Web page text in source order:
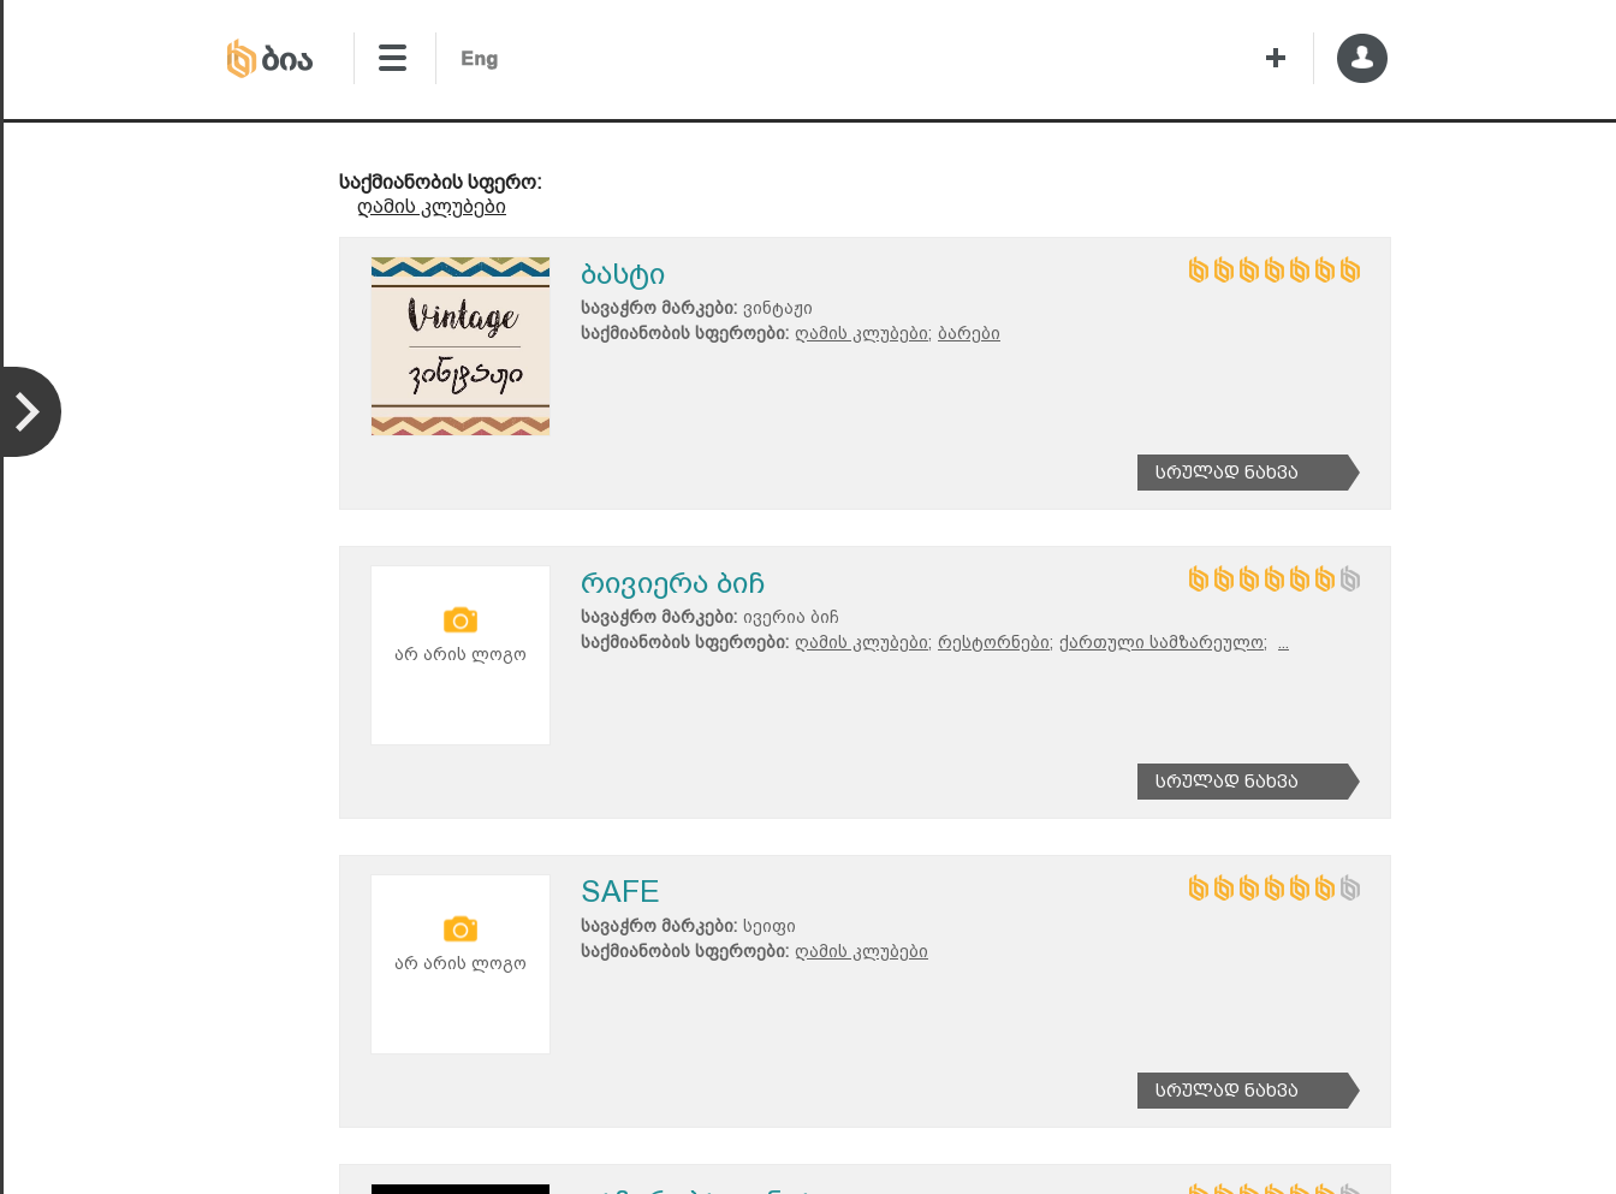
საქმიანობის სფერო:
ღამის კლუბები
ბასტი
სავაჭრო მარკები: ვინტაჟი
საქმიანობის სფეროები: ღამის კლუბები; ბარები
Სრულად Ნახვა
არ არის ლოგო
რივიერა ბიჩ
სავაჭრო მარკები: ივერია ბიჩ
საქმიანობის სფეროები: ღამის კლუბები; რესტორნები; ქართული სამზარეულო;
Სრულად Ნახვა
არ არის ლოგო
SAFE
სავაჭრო მარკები: სეიფი
საქმიანობის სფეროები: ღამის კლუბები
Სრულად Ნახვა